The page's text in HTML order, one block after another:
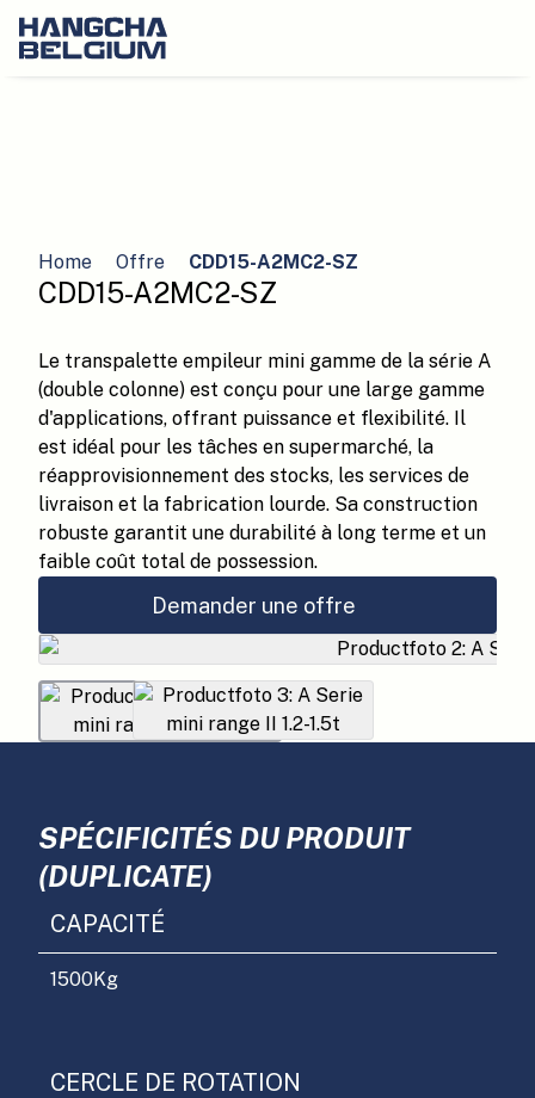
Home Offre CDD15-A2MC2-SZ
CDD15-A2MC2-SZ
Le transpalette empileur mini gamme de la série A
(double colonne) est conçu pour une large gamme
d'applications, offrant puissance et flexibilité. Il
est idéal pour les tâches en supermarché, la
réapprovisionnement des stocks, les services de
livraison et la fabrication lourde. Sa construction
robuste garantit une durabilité à long terme et un
faible coût total de possession.
Demander une offre
SPÉCIFICITÉS DU PRODUIT
(DUPLICATE)
CAPACITÉ
1500Kg
CERCLE DE ROTATION